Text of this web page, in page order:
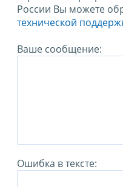
России Вы можете
технической
Ваше сообщение:
Ошибка в тексте: